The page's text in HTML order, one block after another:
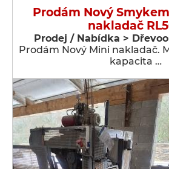
Prodám Nový
nakladač
Prodej / Nabídka >
Prodám Nový Mini nakladač.
kapacita …